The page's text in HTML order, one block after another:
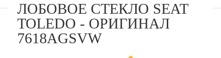
ЛОБОВОЕ СТЕКЛО SEAT
TOLEDO - ОРИГИНАЛ
7618AGSVW